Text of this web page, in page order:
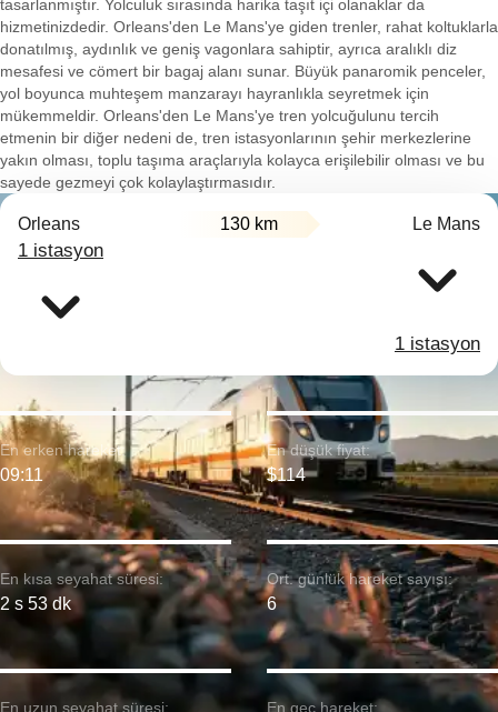
tasarlanmıştır. Yolculuk sırasında harika taşıt içi olanaklar da
hizmetinizdedir. Orleans'den Le Mans'ye giden trenler, rahat koltuklarla
donatılmış, aydınlık ve geniş vagonlara sahiptir, ayrıca aralıklı diz
mesafesi ve cömert bir bagaj alanı sunar. Büyük panaromik penceler,
yol boyunca muhteşem manzarayı hayranlıkla seyretmek için
mükemmeldir. Orleans'den Le Mans'ye tren yolcuğulunu tercih
etmenin bir diğer nedeni de, tren istasyonlarının şehir merkezlerine
yakın olması, toplu taşıma araçlarıyla kolayca erişilebilir olması ve bu
sayede gezmeyi çok kolaylaştırmasıdır.
Orleans 130 km Le Mans
1 istasyon
1 istasyon
En kısa seyahat süresi:
2 s 53 dk
En erken hareket:
09:11
En uzun seyahat süresi:
En düşük fiyat:
$114
Ort. günlük hareket sayısı:
6
En geç hareket: